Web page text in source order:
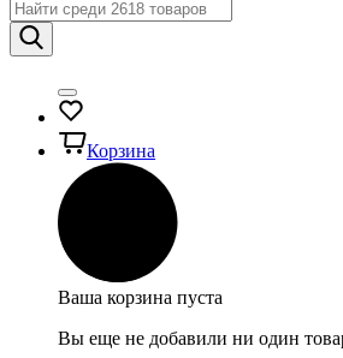
Корзина
Ваша корзина пуста
Вы еще не добавили ни один